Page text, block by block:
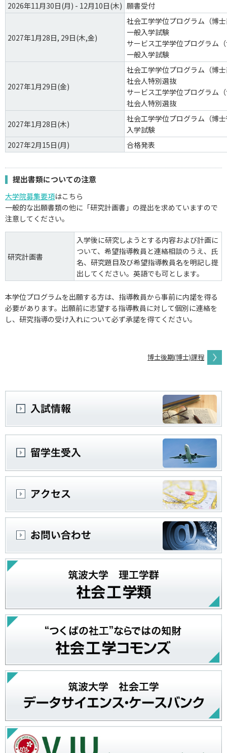
2026年11月30日(月) - 12月10日(木) 願書受付
2027年1月28日, 29日(木,金)
社会工学学位プログラム（博
一般入学試験
サービス工学学位プログラム
一般入学試験
2027年1月29日(金)
社会工学学位プログラム（博
社会人特別選抜
サービス工学学位プログラム
社会人特別選抜
2027年1月28日(木)
社会工学学位プログラム（博
入学試験
2027年2月15日(月)
合格発表
提出書類についての注意
大学院募集要項はこちら
一般的な出願書類の他に「研究計画書」の提出を求めていますので
注意してください。
研究計画書
入学後に研究しようとする内容および計画に
ついて、希望指導教員と連絡相談のうえ、氏
名、研究題目及び希望指導教員名を明記し提
出してください。英語でも可とします。
本学位プログラムを出願する方は、指導教員から事前に内諾を得る
必要があります。出願前に志望する指導教員に対して個別に連絡を
し、研究指導の受け入れについて必ず承諾を得てください。
博士後期(博士)課程